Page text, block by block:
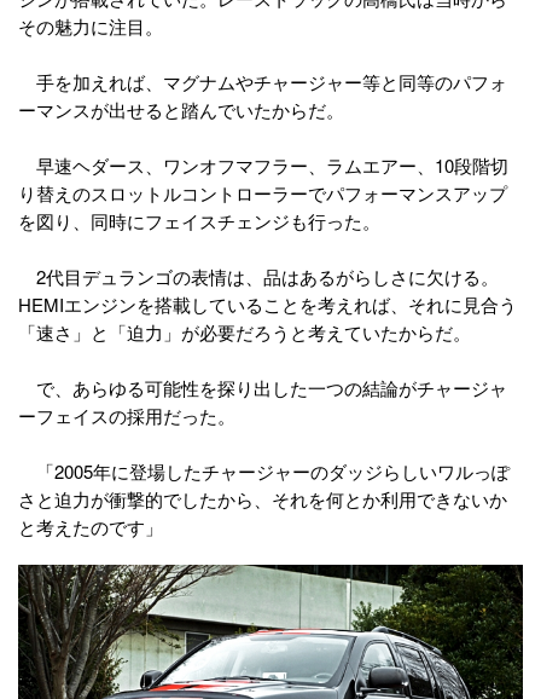
その魅力に注目。
手を加えれば、マグナムやチャージャー等と同等のパフォ
ーマンスが出せると踏んでいたからだ。
早速ヘダース、ワンオフマフラー、ラムエアー、10段階切
り替えのスロットルコントローラーでパフォーマンスアップ
を図り、同時にフェイスチェンジも行った。
2代目デュランゴの表情は、品はあるがらしさに欠ける。
HEMIエンジンを搭載していることを考えれば、それに見合う
「速さ」と「迫力」が必要だろうと考えていたからだ。
で、あらゆる可能性を探り出した一つの結論がチャージャ
ーフェイスの採用だった。
「2005年に登場したチャージャーのダッジらしいワルっぽ
さと迫力が衝撃的でしたから、それを何とか利用できないか
と考えたのです」